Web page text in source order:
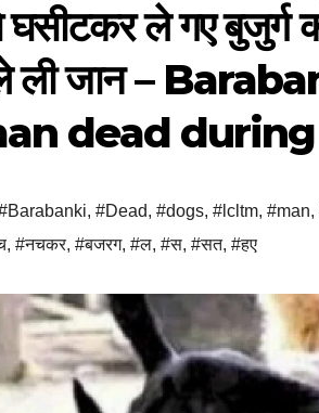
ले गए बुजुर्ग
ली जान –
dead
, #Dead, #dogs, #lcltm, #man,
, #नचकर, #बजरग, #ल, #स, #सत, #हए